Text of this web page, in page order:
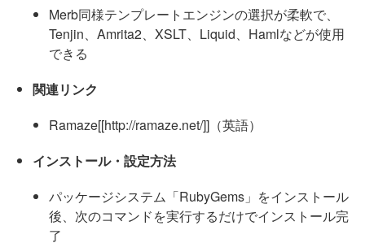
Merb同様テンプレートエンジンの選択が柔軟で、
Tenjin、Amrita2、XSLT、Liquid、Hamlなどが使用
できる
関連リンク
Ramaze[[http://ramaze.net/]]（英語）
インストール・設定方法
パッケージシステム「RubyGems」をインストール
後、次のコマンドを実行するだけでインストール完
了